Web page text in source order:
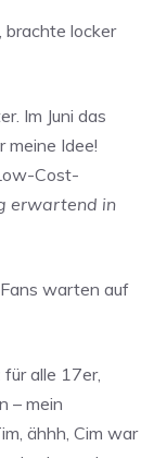
brachte locker
Im Juni das
meine Idee!
Cost-
erwartend in
warten auf
für alle 17er,
– mein
ähhh, Cim war